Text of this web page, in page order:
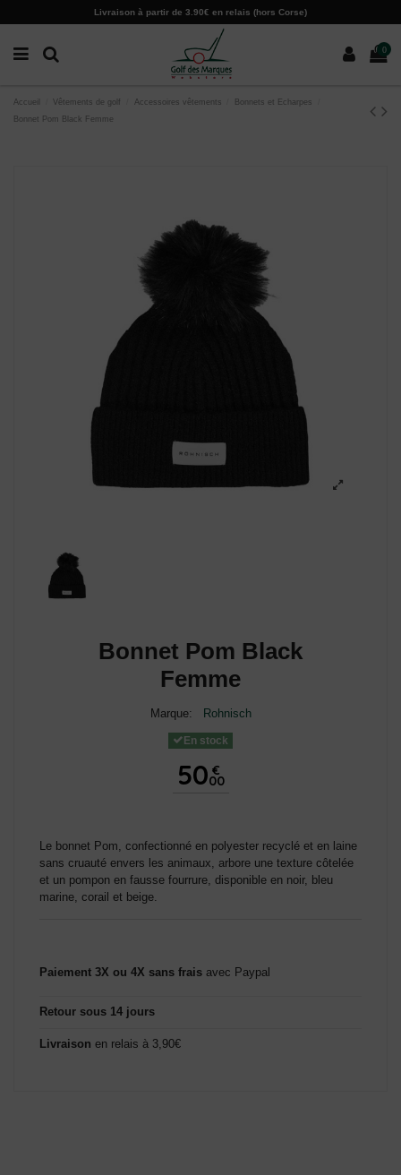
Livraison à partir de 3.90€ en relais (hors Corse)
0
Accueil Vêtements de golf Accessoires vêtements
Bonnets et Echarpes
Bonnet Pom Black Femme
Bonnet Pom Black
Femme
Marque: Rohnisch
En stock
50 €
00
Le bonnet Pom, confectionné en polyester recyclé et en laine
sans cruauté envers les animaux, arbore une texture côtelée
et un pompon en fausse fourrure, disponible en noir, bleu
marine, corail et beige.
Paiement 3X ou 4X sans frais avec Paypal
Retour sous 14 jours
Livraison en relais à 3,90€
Paramètres des cookies